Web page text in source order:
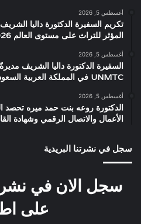
أغسطس 5, 2026
تكريم السفيرة الدكتورة داليا
المؤثر للتراث على مستوى العالم 2026”
أغسطس 5, 2026
السفيرة الدكتورة داليا الشريف
UNMTC في المملكة العربية السعودية
أغسطس 5, 2026
الدكتورة روعه بنت حمد ميره تحصد
الأعمال والاتصال الرقمي وشهادة
سجل في نشرتنا البريدية
سجل الان في
على